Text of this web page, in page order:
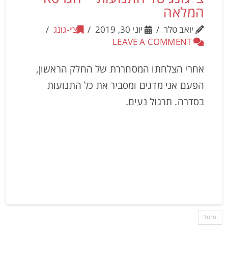
המלאה
יואב טלר יוני 30, 2019
צ׳י-גונג
LEAVE A COMMENT
אחרי הצלחתו המסחררת של החלק הראשון,
הפעם אני מדגים ומסביר את כל התנועות
בסדרה. תרגול נעים.
תרגול